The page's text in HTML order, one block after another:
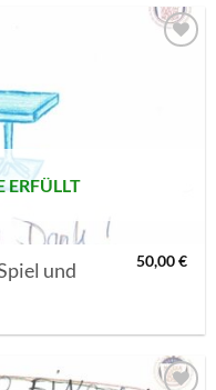
ERFÜLLT
und
50,00€